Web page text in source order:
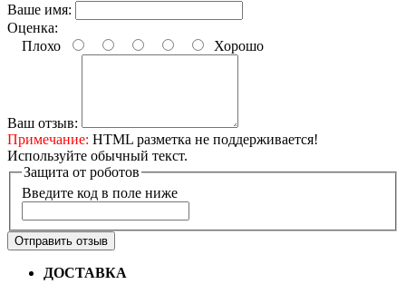
Ваше имя:
Оценка:
Плохо
Хорошо
Ваш отзыв:
Примечание: HTML разметка не поддерживается!
Используйте обычный текст.
Защита от роботов
Введите код в поле ниже
Отправить отзыв
ДОСТАВКА